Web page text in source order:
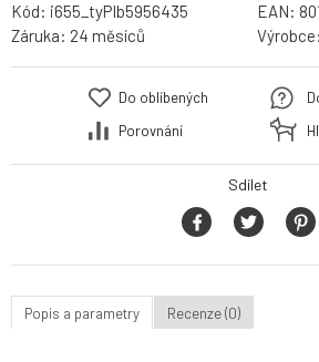
Kód: i655_tyPIb5956435 EAN:
Záruka: 24 měsíců Výrobce:
Do oblíbených
Porovnání
Sdílet
Popis a parametry Recenze (0)